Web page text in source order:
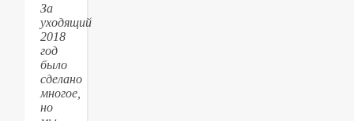
За
уходящий
2018
год
было
сделано
многое,
но